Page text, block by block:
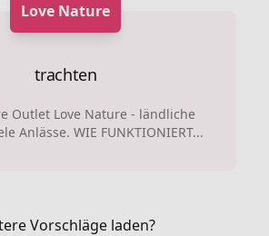
Love Nature
trachten
Outlet Love Nature - ländliche
Anlässe. WIE FUNKTIONIERT...
Vorschläge laden?